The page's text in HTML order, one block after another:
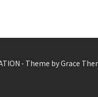
- Theme by Grace